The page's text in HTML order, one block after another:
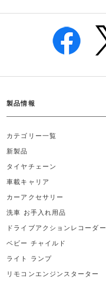
製品情報
カテゴリー一覧
新製品
タイヤチェーン
車載キャリア
カーアクセサリー
洗車 お手入れ用品
ドライブアクションレコーダー
ベビー チャイルド
ライト ランプ
リモコンエンジンスターター